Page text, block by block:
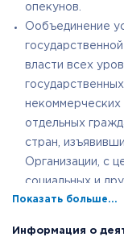
опекунов.
Ообъединение
власти всех
некоммерческих
отдельных
стран,
Организации, с
социальных и
Социальная
Показать больше...
Информация о